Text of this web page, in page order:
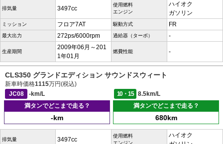
排気量 3497cc
使用燃料
エンジン
ハイオク
ガソリン
ミッション フロア7AT 駆動方式 FR
最大出力 272ps/6000rpm 過給器（ターボ） -
生産期間
2009年06月～201
1年01月
燃費性能 -
CLS350 グランドエディション サウンドスウィート
新車時価格1115万円(税込)
JC08
-km/L 10・15
8.5km/L
満タンでどこまで走る？
-km
満タンでどこまで走る？
680km
排気量 3497cc
使用燃料
エンジン
ハイオク